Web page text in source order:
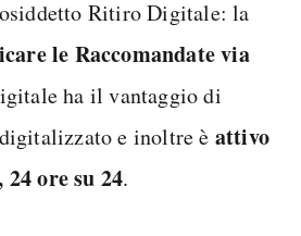
Ritiro Digitale: la
le Raccomandate via
ha il vantaggio di
e inoltre è attivo
ore su 24.